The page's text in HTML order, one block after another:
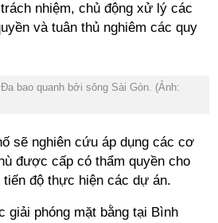
nhiệm, chủ động xử lý các
và tuân thủ nghiêm các quy
bao quanh bởi sông Sài Gòn. (Ảnh:
sẽ nghiên cứu áp dụng các cơ
được cấp có thẩm quyền cho
tiến độ thực hiện các dự án.
giải phóng mặt bằng tại Bình